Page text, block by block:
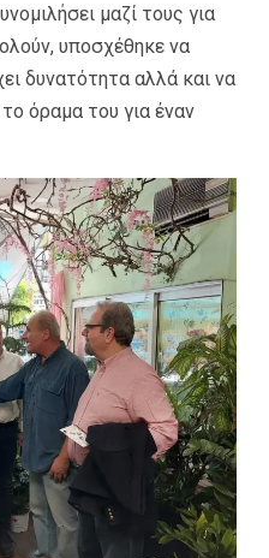
μαζί τους για
υποσχέθηκε να
δυνατότητα αλλά και να
όραμα του για έναν